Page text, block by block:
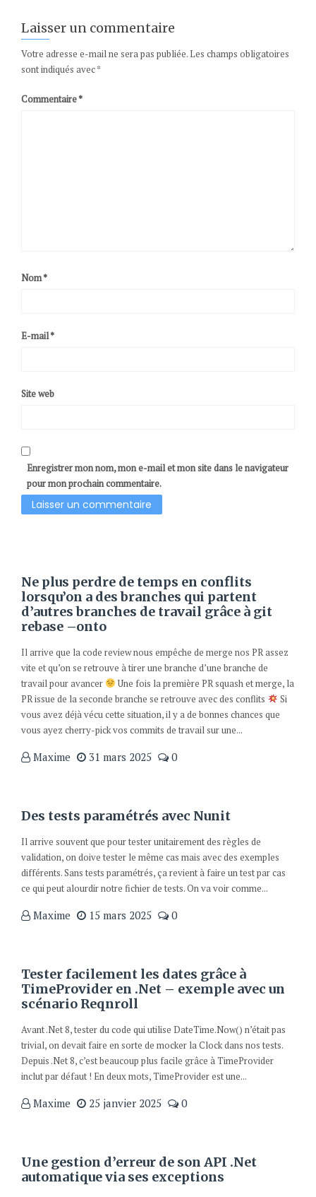
Laisser un commentaire
Votre adresse e-mail ne sera pas publiée. Les champs obligatoires
sont indiqués avec*
Commentaire*
Nom*
E-mail*
Site web
Enregistrer mon nom, mon e-mail et mon site dans le navigateur
pour mon prochain commentaire.
Ne plus perdre de temps en conflits
lorsqu’on a des branches qui partent
d’autres branches de travail grâce à git
rebase –onto
Il arrive que la code review nous empêche de merge nos PR assez
vite et qu’on se retrouve à tirer une branche d’une branche de
travail pour avancer
Une fois la première PR squash et merge, la
PR issue de la seconde branche se retrouve avec des conflits
Si
vous avez déjà vécu cette situation, il y a de bonnes chances que
vous ayez cherry-pick vos commits de travail sur une...
Maxime 31 mars 2025 0
Des tests paramétrés avec Nunit
Il arrive souvent que pour tester unitairement des règles de
validation, on doive tester le même cas mais avec des exemples
différents. Sans tests paramétrés, ça revient à faire un test par cas
ce qui peut alourdir notre fichier de tests. On va voir comme...
Maxime 15 mars 2025 0
Tester facilement les dates grâce à
TimeProvider en .Net – exemple avec un
scénario Reqnroll
Avant .Net 8, tester du code qui utilise DateTime.Now() n’était pas
trivial, on devait faire en sorte de mocker la Clock dans nos tests.
Depuis .Net 8, c’est beaucoup plus facile grâce à TimeProvider
inclut par défaut ! En deux mots, TimeProvider est une...
Maxime 25 janvier 2025 0
Une gestion d’erreur de son API .Net
automatique via ses exceptions